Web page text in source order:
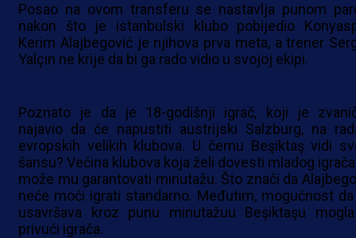
Posao na ovom transferu se nastavlja punom
nakon što je istanbulski klubo pobijedio
Kerim Alajbegović je njihova prva meta, a trener
Yalçın ne krije da bi ga rado vidio u svojoj ekipi.
Poznato je da je 18-godišnji igrač, koji je
najavio da će napustiti austrijski Salzburg, na
evropskih velikih klubova. U čemu Beşiktaş vidi
šansu? Većina klubova koja želi dovesti mladog
može mu garantovati minutažu. Što znači da
neće moći igrati standarno. Međutim, mogućnost
usavršava kroz punu minutažuu Beşiktaşu
privući igrača.